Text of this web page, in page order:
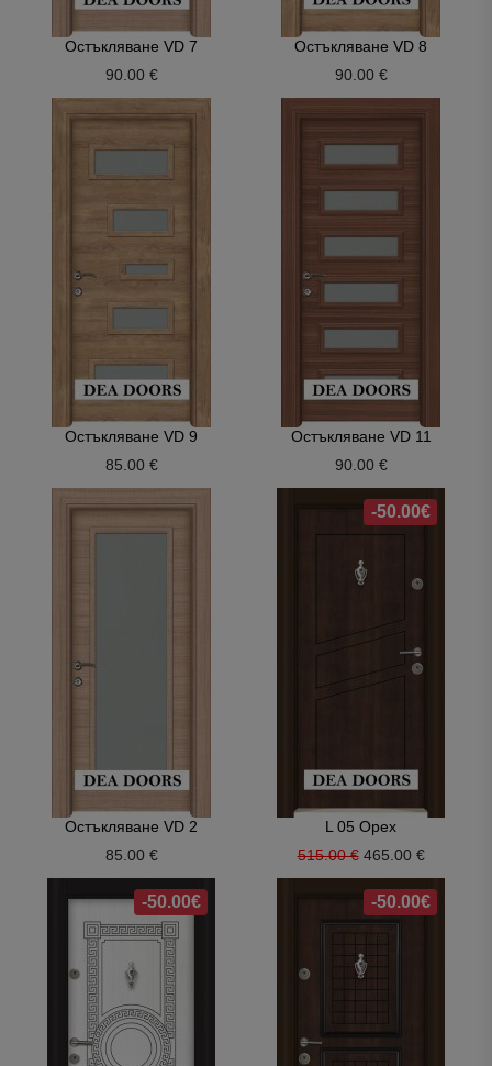
Остъкляване VD 7
90.00 €
Остъкляване VD 8
90.00 €
Остъкляване VD 9
85.00 €
Остъкляване VD 11
90.00 €
Остъкляване VD 2
85.00 €
-50.00€
L 05 Орех
515.00 € 465.00 €
-50.00€ -50.00€